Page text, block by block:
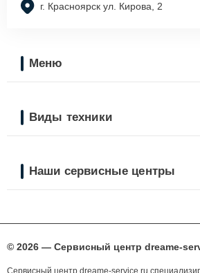
г. Красноярск ул. Кирова, 2
Меню
Виды техники
Наши сервисные центры
© 2026 — Сервисный центр dreame-
Сервисный центр dreame-service.ru